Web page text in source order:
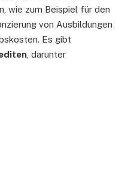
wie zum Beispiel für den
von Ausbildungen
Es gibt
, darunter